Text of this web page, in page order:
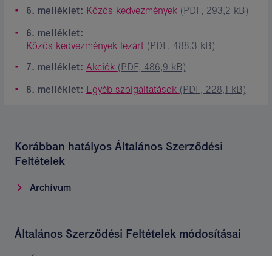
6. melléklet: Közös kedvezmények (PDF, 293,2 kB)
6. melléklet:
Közös kedvezmények lezárt (PDF, 488,3 kB)
7. melléklet: Akciók (PDF, 486,9 kB)
8. melléklet: Egyéb szolgáltatások (PDF, 228,1 kB)
Korábban hatályos Általános Szerződési
Feltételek
Archívum
Általános Szerződési Feltételek módosításai